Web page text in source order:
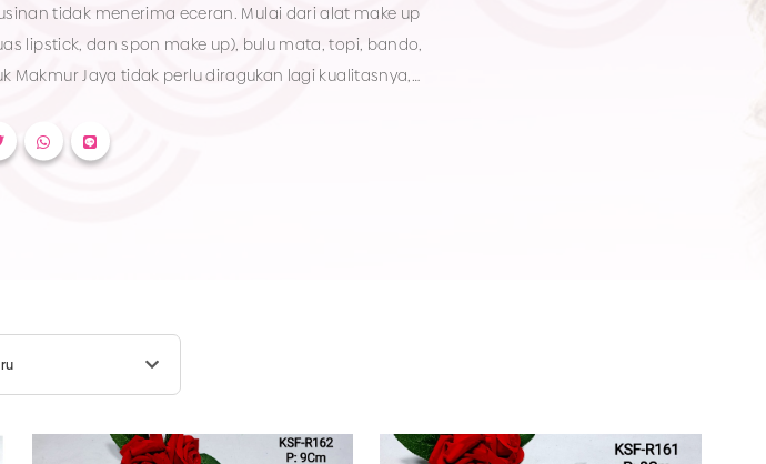
tidak menerima eceran. Mulai dari alat make up
lipstick, dan spon make up), bulu mata, topi, bando,